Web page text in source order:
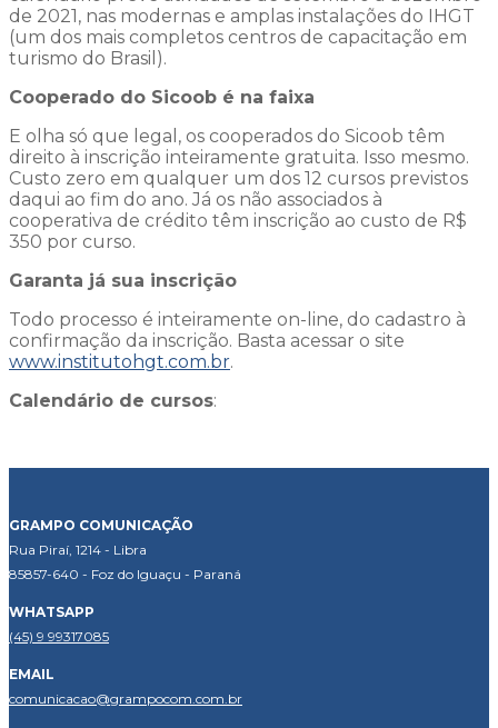
de 2021, nas modernas e amplas instalações do IHGT
(um dos mais completos centros de capacitação em
turismo do Brasil).
Cooperado do Sicoob é na faixa
E olha só que legal, os cooperados do Sicoob têm
direito à inscrição inteiramente gratuita. Isso mesmo.
Custo zero em qualquer um dos 12 cursos previstos
daqui ao fim do ano. Já os não associados à
cooperativa de crédito têm inscrição ao custo de R$
350 por curso.
Garanta já sua inscrição
Todo processo é inteiramente on-line, do cadastro à
confirmação da inscrição. Basta acessar o site
www.institutohgt.com.br.
Calendário de cursos:
GRAMPO COMUNICAÇÃO
Rua Piraí, 1214 - Libra
85857-640 - Foz do Iguaçu - Paraná
WHATSAPP
(45) 9 99317085
EMAIL
comunicacao@grampocom.com.br